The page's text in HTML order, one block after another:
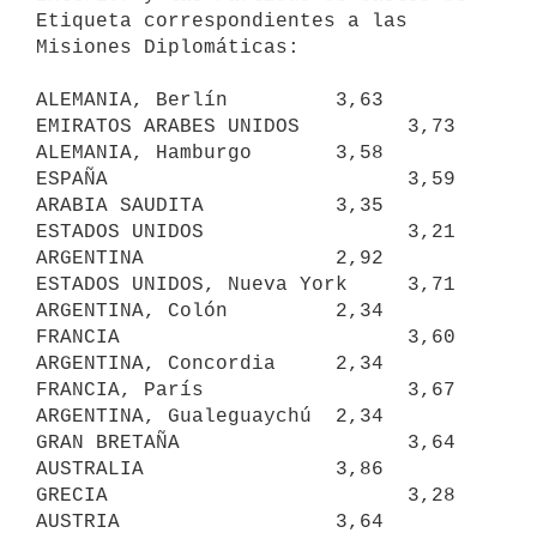
Etiqueta correspondientes a las
Misiones Diplomáticas:
ALEMANIA, Berlín         3,63
EMIRATOS ARABES UNIDOS         3,73
ALEMANIA, Hamburgo       3,58
ESPAÑA                         3,59
ARABIA SAUDITA           3,35
ESTADOS UNIDOS                 3,21
ARGENTINA                2,92
ESTADOS UNIDOS, Nueva York     3,71
ARGENTINA, Colón         2,34
FRANCIA                        3,60
ARGENTINA, Concordia     2,34
FRANCIA, París                 3,67
ARGENTINA, Gualeguaychú  2,34
GRAN BRETAÑA                   3,64
AUSTRALIA                3,86
GRECIA                         3,28
AUSTRIA                  3,64